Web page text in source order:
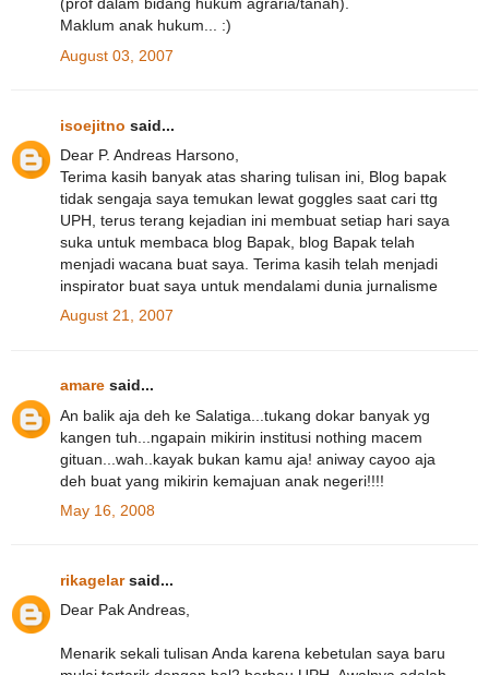
(prof dalam bidang hukum agraria/tanah).
Maklum anak hukum... :)
August 03, 2007
isoejitno said...
Dear P. Andreas Harsono,
Terima kasih banyak atas sharing tulisan ini, Blog bapak
tidak sengaja saya temukan lewat goggles saat cari ttg
UPH, terus terang kejadian ini membuat setiap hari saya
suka untuk membaca blog Bapak, blog Bapak telah
menjadi wacana buat saya. Terima kasih telah menjadi
inspirator buat saya untuk mendalami dunia jurnalisme
August 21, 2007
amare said...
An balik aja deh ke Salatiga...tukang dokar banyak yg
kangen tuh...ngapain mikirin institusi nothing macem
gituan...wah..kayak bukan kamu aja! aniway cayoo aja
deh buat yang mikirin kemajuan anak negeri!!!!
May 16, 2008
rikagelarsaid...
Dear Pak Andreas,
Menarik sekali tulisan Anda karena kebetulan saya baru